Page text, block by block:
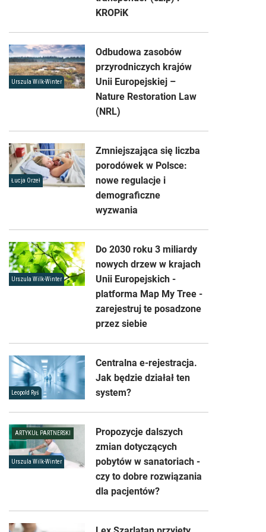
KROPiK
Urszula Wilk-Winter
Odbudowa zasobów
przyrodniczych krajów
Unii Europejskiej –
Nature Restoration Law
(NRL)
Łucja Orzeł
Zmniejszająca się liczba
porodówek w Polsce:
nowe regulacje i
demograficzne
wyzwania
Urszula Wilk-Winter
Do 2030 roku 3 miliardy
nowych drzew w krajach
Unii Europejskich -
platforma Map My Tree -
zarejestruj te posadzone
przez siebie
Leopold Ryś
Centralna e-rejestracja.
Jak będzie działał ten
system?
ARTYKUŁ PARTNERSKI
Urszula Wilk-Winter
Propozycje dalszych
zmian dotyczących
pobytów w sanatoriach -
czy to dobre rozwiązania
dla pacjentów?